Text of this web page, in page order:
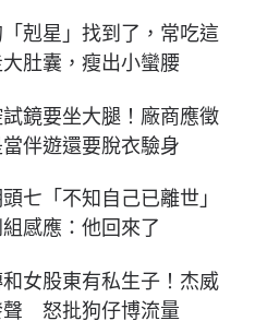
剋星」找到了，常吃這
肚囊，瘦出小蠻腰
鏡要坐大腿！廠商應徵
伴遊還要脫衣驗身
七「不知自己已離世」
感應：他回來了
女股東有私生子！杰威
聲 怒批狗仔博流量